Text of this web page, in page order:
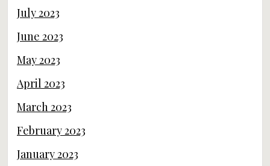
July 2023
June 2023
May 2023
April 2023
March 2023
February 2023
January 2023